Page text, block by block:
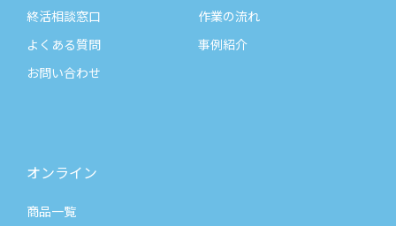
終活相談窓口
よくある質問
お問い合わせ
作業の流れ
事例紹介
オンライン
商品一覧